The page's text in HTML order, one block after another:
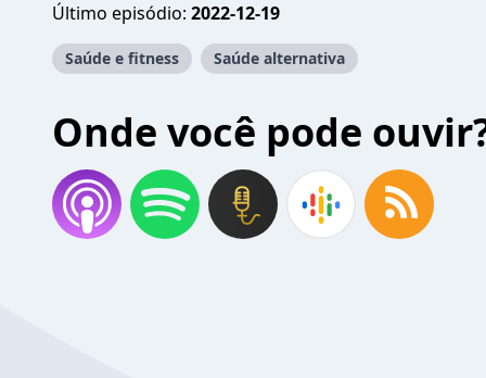
Último episódio: 2022-12-19
Saúde e fitness Saúde alternativa
Onde você pode